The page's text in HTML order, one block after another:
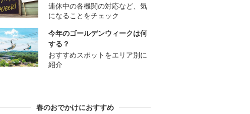
連休中の各機関の対応など、気
になることをチェック
今年のゴールデンウィークは何
する？
おすすめスポットをエリア別に
紹介
春のおでかけにおすすめ